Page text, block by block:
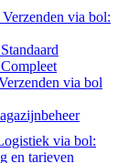
via bol:
via bol
via bol:
en tarieven